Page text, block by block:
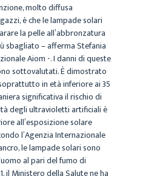
molto diffusa
è che le lampade solari
la pelle all’abbronzatura
sbagliato – afferma Stefania
Aiom -. I danni di queste
sottovalutati. È dimostrato
in età inferiore ai 35
significativa il rischio di
degli ultravioletti artificiali è
all’esposizione solare
l’Agenzia Internazionale
le lampade solari sono
al pari del fumo di